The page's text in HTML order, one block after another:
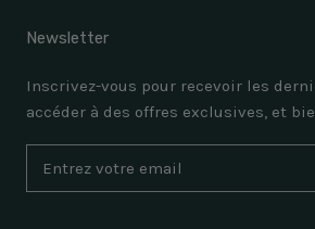
Newsletter
Inscrivez-vous pour recevoir les
accéder à des offres exclusives, et